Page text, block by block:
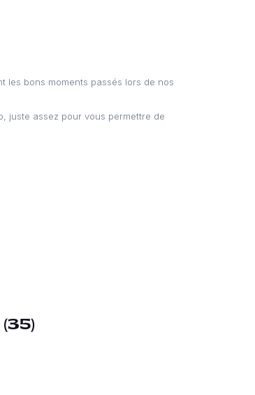
les bons moments passés lors de nos
juste assez pour vous permettre de